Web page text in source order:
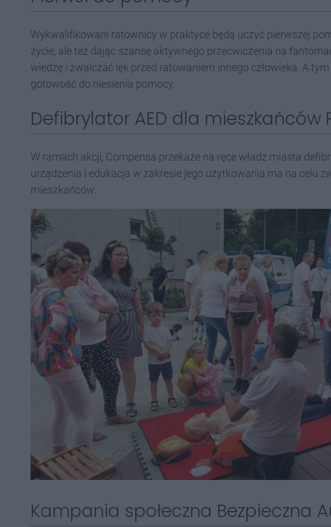
Wykwalifikowani ratownicy w praktyce będą uczyć pierwszej
życie, ale też dając szansę aktywnego przećwiczenia na
wiedzę i zwalczać lęk przed ratowaniem innego człowieka. A
gotowość do niesienia pomocy.
Defibrylator AED dla mieszkańców
W ramach akcji, Compensa przekaże na ręce władz miasta
urządzenia i edukacja w zakresie jego użytkowania ma na celu
mieszkańców.
Kampania społeczna Bezpieczna